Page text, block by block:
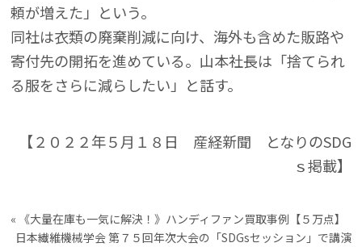
頼が増えた」という。
同社は衣類の廃棄削減に向け、海外も含めた販路や
寄付先の開拓を進めている。山本社長は「捨てられ
る服をさらに減らしたい」と話す。
【２０２２年５月１８日 産経新聞 となりのSDG
ｓ掲載】
« 《大量在庫も一気に解決！》ハンディファン買取事例【５万点】
日本繊維機械学会 第７５回年次大会の「SDGsセッション」で講演